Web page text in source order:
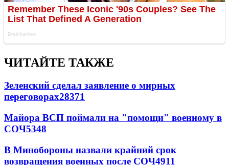
ЧИТАЙТЕ ТАКЖЕ
Зеленский сделал заявление о мирных
переговорах28371
Майора ВСП поймали на "помощи" военному в
СОЧ5348
В Минобороны назвали крайний срок
возвращения военных после СОЧ4911